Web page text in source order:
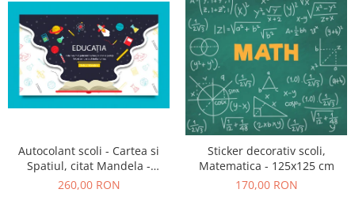
Autocolant scoli - Cartea si
Spatiul, citat Mandela -
188x125 cm
260,00 RON
Sticker decorativ scoli,
Matematica - 125x125 cm
170,00 RON